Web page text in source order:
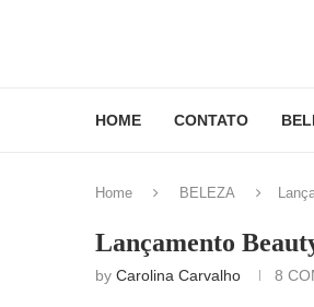
HOME CONTATO
Home BELEZA
Lançamento
by Carolina Carvalho 8